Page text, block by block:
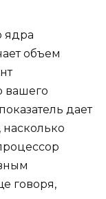
ядра
объем
​​вашего
дает
говоря,